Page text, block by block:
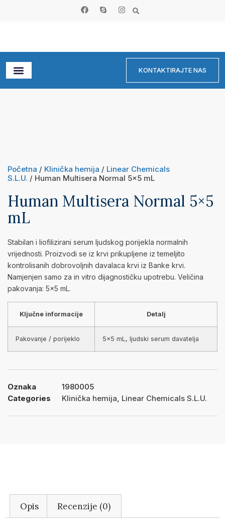
KONTAKTIRAJTE NAS
Početna / Klinička hemija / Linear Chemicals
S.L.U. / Human Multisera Normal 5×5 mL
Human Multisera Normal 5×5
mL
Stabilan i liofilizirani serum ljudskog porijekla normalnih
vrijednosti. Proizvodi se iz krvi prikupljene iz temeljito
kontrolisanih dobrovoljnih davalaca krvi iz Banke krvi.
Namjenjen samo za in vitro dijagnostičku upotrebu. Veličina
pakovanja: 5×5 mL.
Ključne informacije Detalj
Pakovanje / porijeklo 5×5 mL, ljudski serum davatelja
Oznaka
1980005
Categories
Klinička hemija, Linear Chemicals S.L.U.
Opis Recenzije (0)